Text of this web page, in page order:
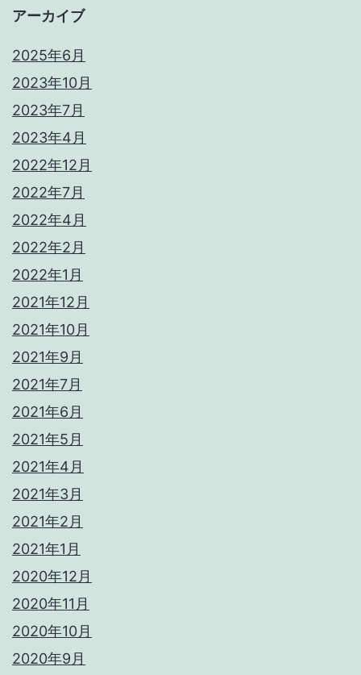
アーカイブ
2025年6月
2023年10月
2023年7月
2023年4月
2022年12月
2022年7月
2022年4月
2022年2月
2022年1月
2021年12月
2021年10月
2021年9月
2021年7月
2021年6月
2021年5月
2021年4月
2021年3月
2021年2月
2021年1月
2020年12月
2020年11月
2020年10月
2020年9月